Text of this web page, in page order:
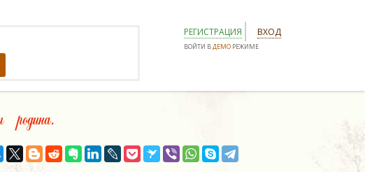
РЕГИСТРАЦИЯ ВХОД
ВОЙТИ ВДЕМО РЕЖИМЕ